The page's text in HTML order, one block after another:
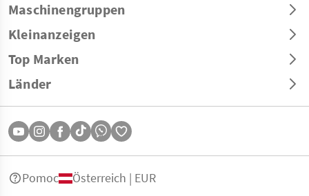
Maschinengruppen
Kleinanzeigen
Top Marken
Länder
Pomoc Österreich | EUR